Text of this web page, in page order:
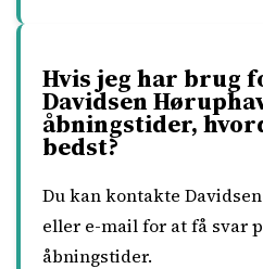
Hvis jeg har brug
Davidsen
åbningstider,
bedst?
Du kan kontakte
eller e-mail for at få svar
åbningstider.